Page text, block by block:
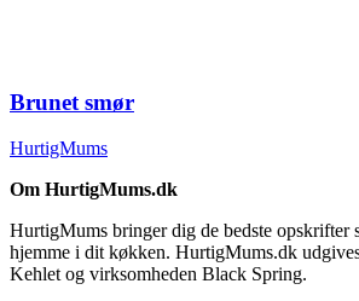
Brunet smør
HurtigMums
Om HurtigMums.dk
HurtigMums bringer dig de bedste opskrifter
hjemme i dit køkken. HurtigMums.dk
Kehlet og virksomheden Black Spring.